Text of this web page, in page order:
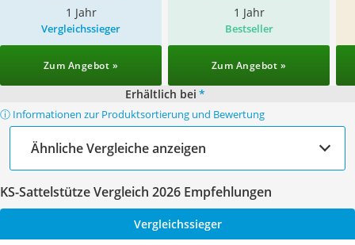
1 Jahr 1 Jahr
Vergleichssieger
Zum Angebot »
Bestseller
Zum Angebot »
Erhältlich bei *
ⓘ Informationen zur Produktsortierung und Bewertung
Ähnliche Vergleiche anzeigen
KS-Sattelstütze Vergleich 2026 Empfehlungen
Vergleichssieger